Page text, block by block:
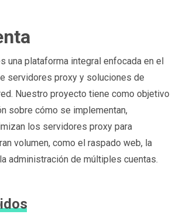
una plataforma integral enfocada en el
servidores proxy y soluciones de
Nuestro proyecto tiene como objetivo
sobre cómo se implementan,
los servidores proxy para
volumen, como el raspado web, la
administración de múltiples cuentas.